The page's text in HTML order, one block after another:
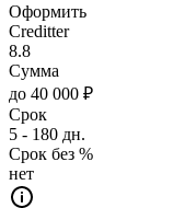
Оформить
Creditter
8.8
Сумма
до 40 000 ₽
Срок
5 - 180 дн.
Срок без %
нет